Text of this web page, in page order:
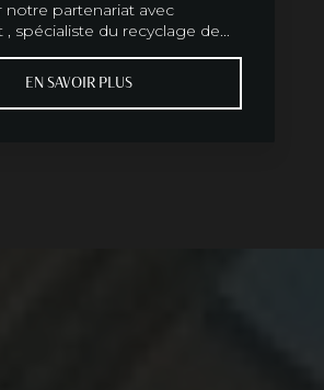
notre partenariat avec
spécialiste du recyclage de...
EN SAVOIR PLUS